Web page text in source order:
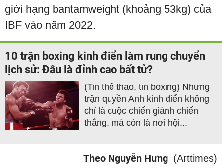
giới hạng bantamweight (khoảng 53kg) của
IBF vào năm 2022.
10 trận boxing kinh điển làm rung chuyển
lịch sử: Đâu là đỉnh cao bất tử?
(Tin thể thao, tin boxing) Những
trận quyền Anh kinh điển không
chỉ là cuộc chiến giành chiến
thắng, mà còn là nơi hội...
Theo Nguyễn Hưng (Arttimes)